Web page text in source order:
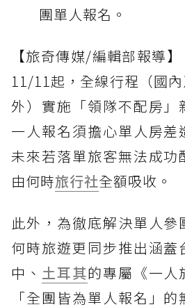
團單人報名。
【旅奇傳媒/編輯部報導
11/11起，全線行程（國
外）實施「領隊不配房」
一人報名須擔心單人房差
未來若落單旅客無法成功
由何時旅行社全額吸收。
此外，為徹底解決單人參
何時旅遊更同步推出涵蓋
中、 土耳其的專屬《一人
「全團皆為單人報名」